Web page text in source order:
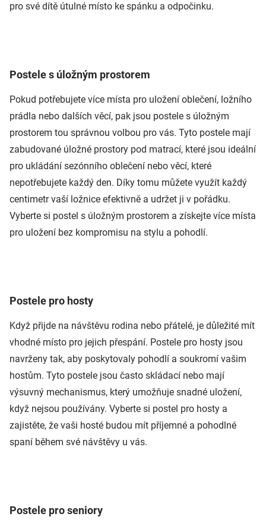
pro své dítě útulné místo ke spánku a odpočinku.
Postele s úložným prostorem
Pokud potřebujete více místa pro uložení oblečení, ložního
prádla nebo dalších věcí, pak jsou postele s úložným
prostorem tou správnou volbou pro vás. Tyto postele mají
zabudované úložné prostory pod matrací, které jsou ideální
pro ukládání sezónního oblečení nebo věcí, které
nepotřebujete každý den. Díky tomu můžete využít každý
centimetr vaší ložnice efektivně a udržet ji v pořádku.
Vyberte si postel s úložným prostorem a získejte více místa
pro uložení bez kompromisu na stylu a pohodlí.
Postele pro hosty
Když přijde na návštěvu rodina nebo přátelé, je důležité mít
vhodné místo pro jejich přespání. Postele pro hosty jsou
navrženy tak, aby poskytovaly pohodlí a soukromí vašim
hostům. Tyto postele jsou často skládací nebo mají
výsuvný mechanismus, který umožňuje snadné uložení,
když nejsou používány. Vyberte si postel pro hosty a
zajistěte, že vaši hosté budou mít příjemné a pohodlné
spaní během své návštěvy u vás.
Postele pro seniory